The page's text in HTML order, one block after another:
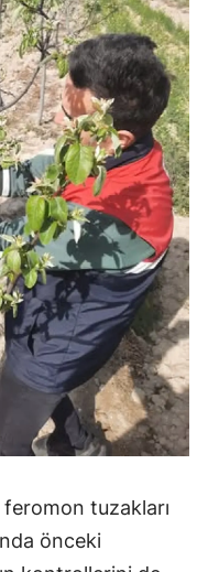
Rize
Sakarya
Samsun
Siirt
Sinop
Sivas
Tekirdağ
Tokat
Trabzon
Tunceli
Uşak
Van
tuzakları
önceki